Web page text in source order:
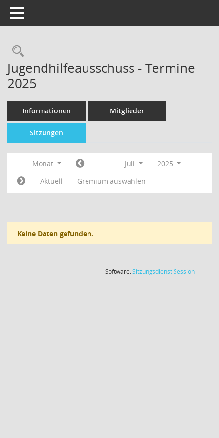
Toggle navigation
Jugendhilfeausschuss - Termine
2025
Informationen Mitglieder
Sitzungen
Monat Juli
2025
Aktuell
Gremium auswählen
Keine Daten gefunden.
Software:SitzungsdienstSession(Wird in